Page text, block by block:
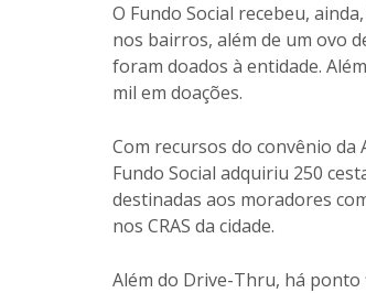
O Fundo Social recebeu,
nos bairros, além de um ovo
foram doados à entidade.
mil em doações.
Com recursos do convênio da
Fundo Social adquiriu 250
destinadas aos moradores
nos CRAS da cidade.
Além do Drive-Thru, há ponto